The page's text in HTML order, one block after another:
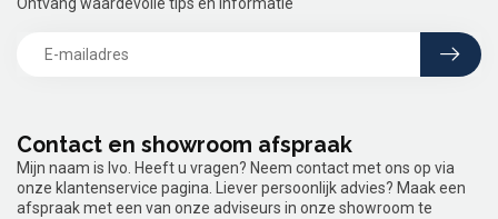
Contact en showroom afspraak
Mijn naam is Ivo. Heeft u vragen? Neem contact met ons op via
onze klantenservice pagina. Liever persoonlijk advies? Maak een
afspraak met een van onze adviseurs in onze showroom te